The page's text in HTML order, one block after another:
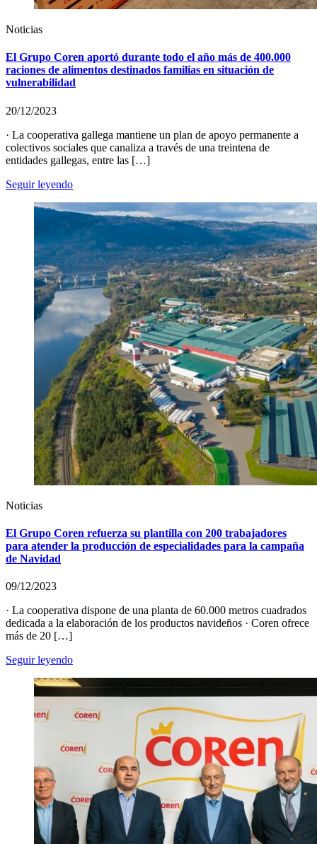
Noticias
El Grupo Coren aportó durante todo el año más de 400.000
raciones de alimentos destinados familias en situación de
vulnerabilidad
20/12/2023
· La cooperativa gallega mantiene un plan de apoyo permanente a
colectivos sociales que canaliza a través de una treintena de
entidades gallegas, entre las […]
Seguir leyendo
Noticias
El Grupo Coren refuerza su plantilla con 200 trabajadores
para atender la producción de especialidades para la campaña
de Navidad
09/12/2023
· La cooperativa dispone de una planta de 60.000 metros cuadrados
dedicada a la elaboración de los productos navideños · Coren ofrece
más de 20 […]
Seguir leyendo